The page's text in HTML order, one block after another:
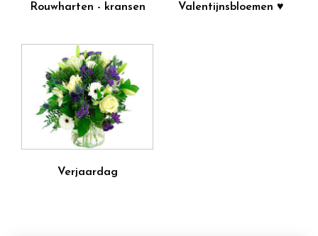
Rouwharten - kransen Valentijnsbloemen ♥
Verjaardag